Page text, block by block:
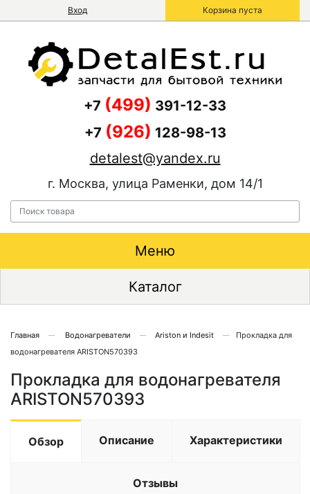
Вход Корзина пуста
+7 (499) 391-12-33
+7 (926) 128-98-13
detalest@yandex.ru
г. Москва, улица Раменки, дом 14/1
Меню
Каталог
Главная Водонагреватели Ariston и Indesit
Прокладка для
водонагревателя ARISTON570393
Прокладка для водонагревателя
ARISTON570393
Обзор Описание Характеристики
Отзывы